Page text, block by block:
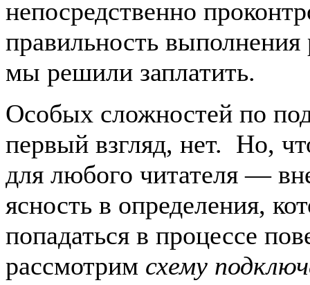
непосредственно
правильность
мы решили заплатить.
Особых сложностей по
первый взгляд, нет. Но,
для любого читателя —
ясность в определения,
попадаться в процессе
рассмотрим схему